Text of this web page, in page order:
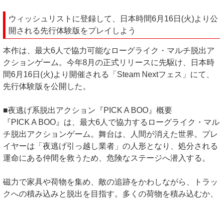
ウィッシュリストに登録して、日本時間6月16日(火)より公
開される先行体験版をプレイしよう
本作は、最大6人で協力可能なローグライク・マルチ脱出ア
クションゲーム。今年8月の正式リリースに先駆け、日本時
間6月16日(火)より開催される「Steam Nextフェス」にて、
先行体験版を公開した。
■夜逃げ系脱出アクション『PICK A BOO』概要
『PICK A BOO』は、最大6人で協力するローグライク・マル
チ脱出アクションゲーム。舞台は、人間が消えた世界。プレ
イヤーは「夜逃げ引っ越し業者」の人形となり、処分される
運命にある仲間を救うため、危険なステージへ潜入する。
磁力で家具や荷物を集め、敵の追跡をかわしながら、トラッ
クへの積み込みと脱出を目指す。多くの荷物を積み込むか、